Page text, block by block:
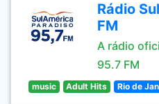
Rádio
FM
A rádio
95.7 FM
music Adult Hits Rio de